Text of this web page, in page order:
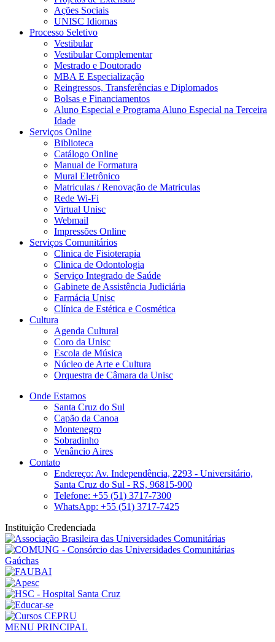
Ações Sociais
UNISC Idiomas
Processo Seletivo
Vestibular
Vestibular Complementar
Mestrado e Doutorado
MBA E Especialização
Reingressos, Transferências e Diplomados
Bolsas e Financiamentos
Aluno Especial e Programa Aluno Especial na Terceira
Idade
Serviços Online
Biblioteca
Catálogo Online
Manual de Formatura
Mural Eletrônico
Matriculas / Renovação de Matriculas
Rede Wi-Fi
Virtual Unisc
Webmail
Impressões Online
Serviços Comunitários
Clinica de Fisioterapia
Clinica de Odontologia
Serviço Integrado de Saúde
Gabinete de Assistência Judiciária
Farmácia Unisc
Clínica de Estética e Cosmética
Cultura
Agenda Cultural
Coro da Unisc
Escola de Música
Núcleo de Arte e Cultura
Orquestra de Câmara da Unisc
Onde Estamos
Santa Cruz do Sul
Capão da Canoa
Montenegro
Sobradinho
Venâncio Aires
Contato
Endereço: Av. Independência, 2293 - Universitário,
Santa Cruz do Sul - RS, 96815-900
Telefone: +55 (51) 3717-7300
WhatsApp: +55 (51) 3717-7425
Instituição Credenciada
MENU PRINCIPAL